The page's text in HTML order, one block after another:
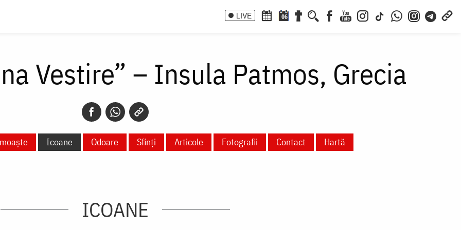
LIVE 06
Vestire” – Insula Patmos, Grecia
Icoane Odoare Sfinți Articole Fotografii Contact Hartă
ICOANE